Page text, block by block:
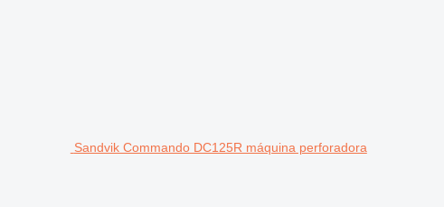
Sandvik Commando DC125R máquina perforadora